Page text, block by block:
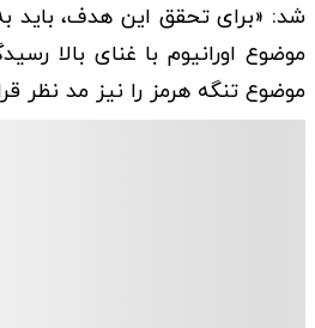
شد: «برای تحقق این هدف، باید
موضوع اورانیوم با غنای بالا
موضوع تنگه هرمز را نیز مد نظر